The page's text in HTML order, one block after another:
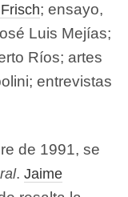
; ensayo,
Luis Mejías;
Ríos; artes
entrevistas
de 1991, se
. Jaime